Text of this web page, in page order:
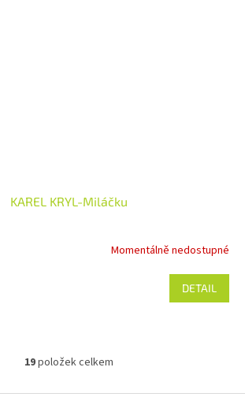
KAREL KRYL-Miláčku
Momentálně nedostupné
DETAIL
O
l
19položek celkem